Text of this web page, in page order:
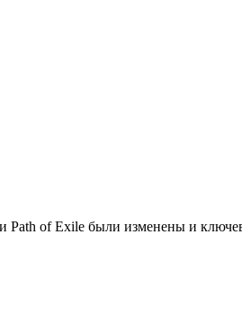
of Exile были изменены и